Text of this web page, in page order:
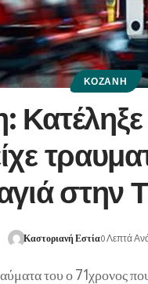
ΚΟΖΆΝΗ
στην
Καστοριανή Εστία0 Λεπτά
του ο 71χρονος